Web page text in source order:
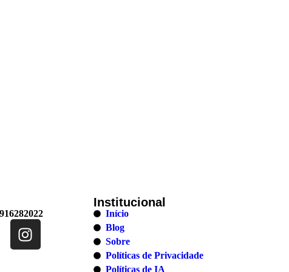
Institucional
Início
Blog
Sobre
Políticas de Privacidade
Políticas de IA